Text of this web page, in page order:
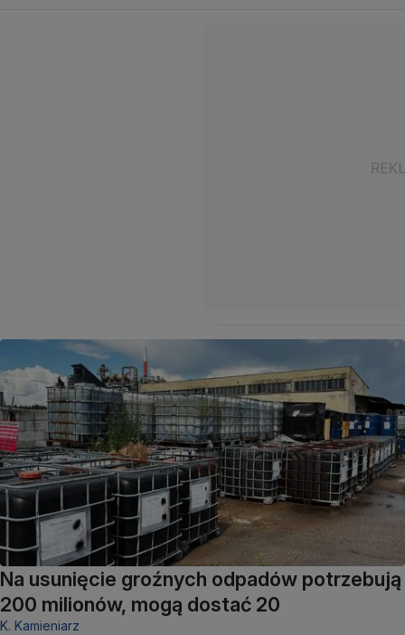
Na usunięcie groźnych odpadów potrzebują
200 milionów, mogą dostać 20
K. Kamieniarz